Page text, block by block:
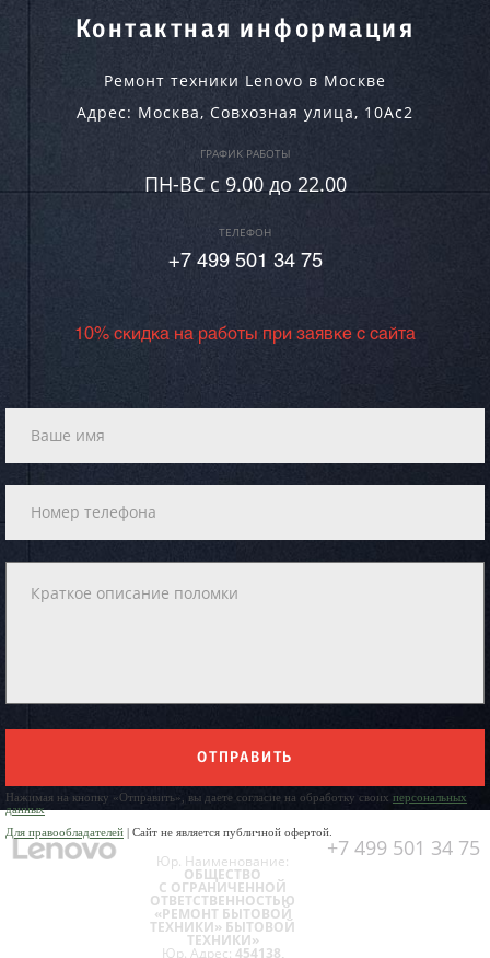
Контактная информация
Ремонт техники Lenovo в Москве
Адрес: Москва, Совхозная улица, 10Ас2
ГРАФИК РАБОТЫ
ПН-ВC c 9.00 до 22.00
ТЕЛЕФОН
+7 499 501 34 75
10% скидка на работы при заявке с сайта
ОТПРАВИТЬ
Нажимая на кнопку «Отправить», вы даете согласие на обработку своих персональных
данных
Для правообладателей | Сайт не является публичной офертой.
+7 499 501 34 75
Юр. Наименование:
ОБЩЕСТВО
С ОГРАНИЧЕННОЙ
ОТВЕТСТВЕННОСТЬЮ
«РЕМОНТ БЫТОВОЙ
ТЕХНИКИ» БЫТОВОЙ
ТЕХНИКИ»
Юр. Адрес: 454138,